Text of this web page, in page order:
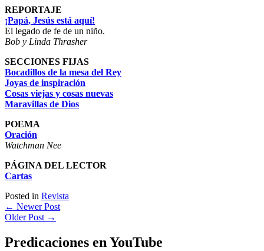
REPORTAJE
¡Papá, Jesús está aquí!
El legado de fe de un niño.
Bob y Linda Thrasher
SECCIONES FIJAS
Bocadillos de la mesa del Rey
Joyas de inspiración
Cosas viejas y cosas nuevas
Maravillas de Dios
POEMA
Oración
Watchman Nee
PÁGINA DEL LECTOR
Cartas
Posted in Revista
← Newer Post
Older Post →
Predicaciones en YouTube